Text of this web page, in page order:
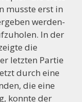
musste erst in
werden-
In der
die
letzten Partie
durch eine
die eine
konnte der